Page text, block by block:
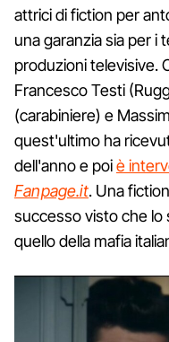
attrici di fiction per
una garanzia sia per i
produzioni televisive.
Francesco Testi
(carabiniere) e
quest'ultimo ha
dell'anno e poiè
Fanpage.it. Una fiction
successo visto che
quello della mafia